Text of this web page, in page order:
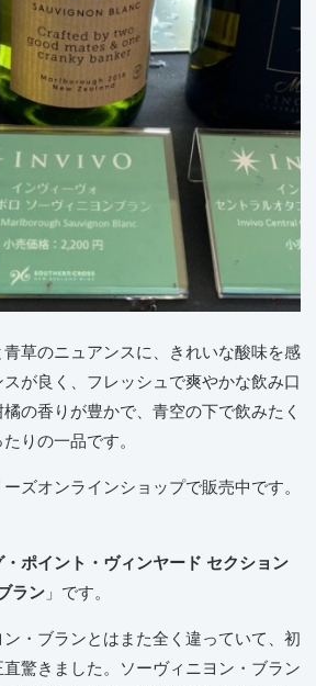
草のニュアンスに、きれいな酸味を感
が良く、フレッシュで爽やかな飲み口
の香りが豊かで、青空の下で飲みたく
りの一品です。
ズオンラインショップで販売中です。
・ポイント・ヴィンヤード セクション
ラン 」です。
・ブランとはまた全く違っていて、初
驚きました。ソーヴィニヨン・ブラン